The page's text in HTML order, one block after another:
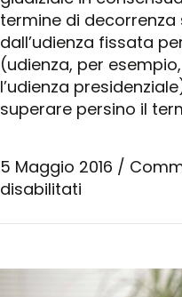
termine di
dall’udienza fissata
(udienza, per
l’udienza
superare persino il
5 Maggio 2016 /
disabilitati